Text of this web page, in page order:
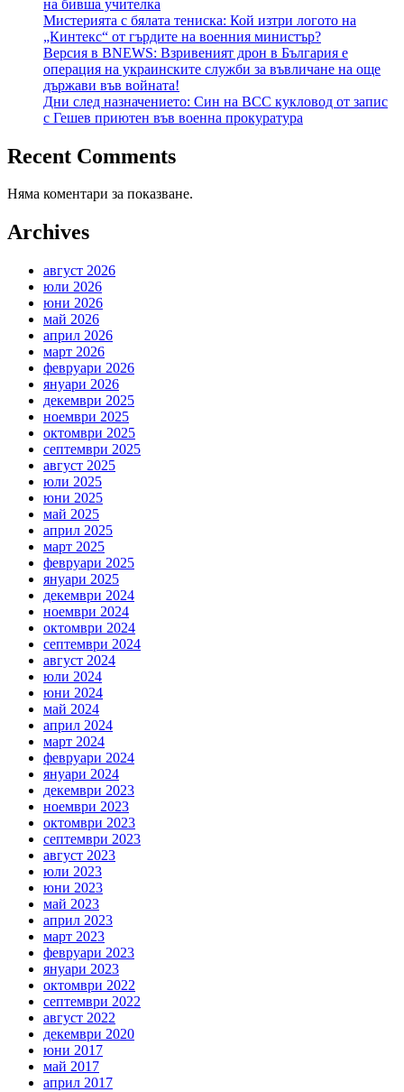
на бивша учителка
Мистерията с бялата тениска: Кой изтри логото на
„Кинтекс“ от гърдите на военния министър?
Версия в BNEWS: Взривеният дрон в България е
операция на украинските служби за въвличане на още
държави във войната!
Дни след назначението: Син на ВСС кукловод от запис
с Гешев приютен във военна прокуратура
Recent Comments
Няма коментари за показване.
Archives
август 2026
юли 2026
юни 2026
май 2026
април 2026
март 2026
февруари 2026
януари 2026
декември 2025
ноември 2025
октомври 2025
септември 2025
август 2025
юли 2025
юни 2025
май 2025
април 2025
март 2025
февруари 2025
януари 2025
декември 2024
ноември 2024
октомври 2024
септември 2024
август 2024
юли 2024
юни 2024
май 2024
април 2024
март 2024
февруари 2024
януари 2024
декември 2023
ноември 2023
октомври 2023
септември 2023
август 2023
юли 2023
юни 2023
май 2023
април 2023
март 2023
февруари 2023
януари 2023
октомври 2022
септември 2022
август 2022
декември 2020
юни 2017
май 2017
април 2017